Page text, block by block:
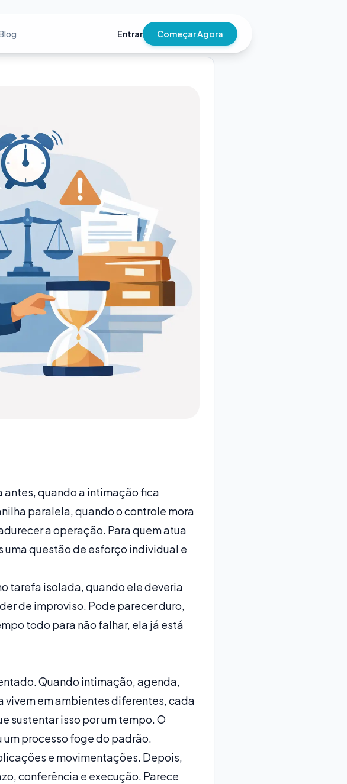
Entrar Começar Agora
antes, quando a intimação fica
paralela, quando o controle mora
a operação. Para quem atua
uma questão de esforço individual e
tarefa isolada, quando ele deveria
de improviso. Pode parecer duro,
todo para não falhar, ela já está
Quando intimação, agenda,
em ambientes diferentes, cada
sustentar isso por um tempo. O
processo foge do padrão.
e movimentações. Depois,
conferência e execução. Parece